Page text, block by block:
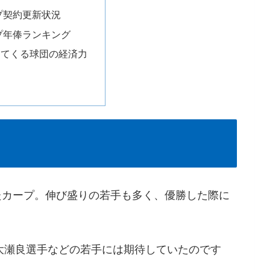
約更新状況
俸ランキング
くる球団の経済力
ープ。伸び盛りの若手も多く、優勝した際に
良選手などの若手には期待していたのです